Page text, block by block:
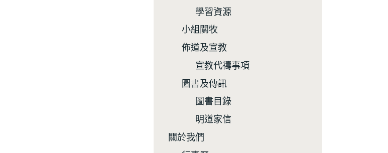
學習資源
小組關牧
佈道及宣教
宣教代禱事項
圖書及傳訊
圖書目錄
明道家信
關於我們